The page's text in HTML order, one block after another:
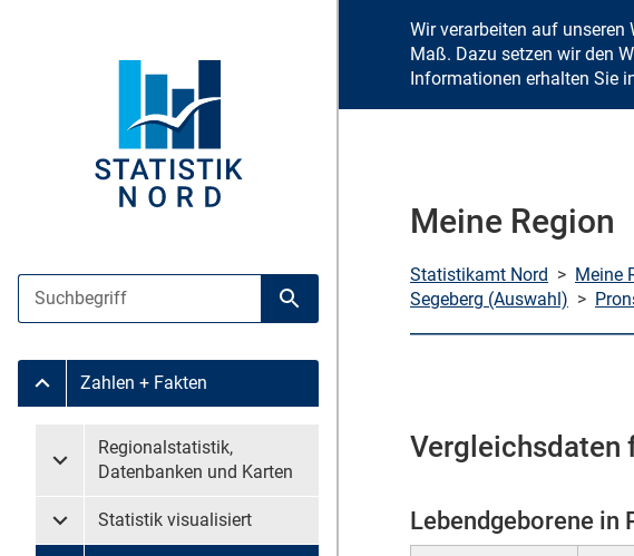
Suche
Suche starten
Untermenü Zahlen + Fakten
Zahlen + Fakten
Untermenü überspringen
Untermenü Regionalstatistik, Datenbanken und Karten
Regionalstatistik,
Datenbanken und Karten
Untermenü Statistik visualisiert
Statistik visualisiert
Wir verarbeiten auf
Maß. Dazu setzen wir den
Informationen erhalten Sie
Meine Region
Statistikamt Nord > Meine
Segeberg (Auswahl) >
Vergleichsdaten
Lebendgeborene in